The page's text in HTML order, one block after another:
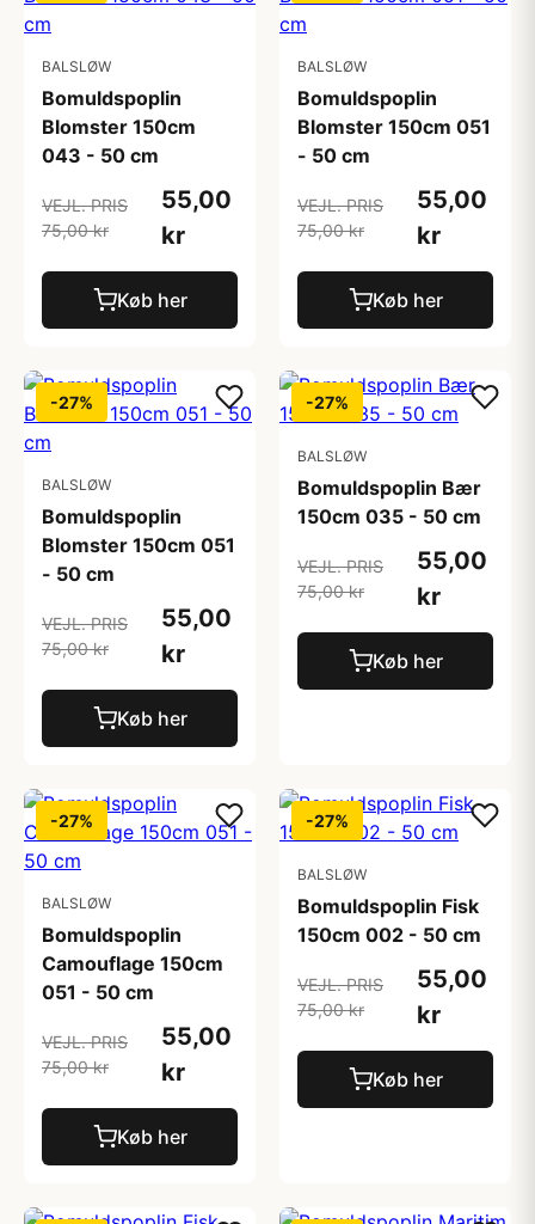
BALSLØW
Bomuldspoplin
Blomster 150cm
043 - 50 cm
VEJL. PRIS
75,00 kr
55,00
kr
Køb her
BALSLØW
Bomuldspoplin
Blomster 150cm 051
- 50 cm
VEJL. PRIS
75,00 kr
55,00
kr
Køb her
-27%
BALSLØW
Bomuldspoplin
Blomster 150cm 051
- 50 cm
VEJL. PRIS
75,00 kr
55,00
kr
Køb her
-27%
BALSLØW
Bomuldspoplin Bær
150cm 035 - 50 cm
VEJL. PRIS
75,00 kr
55,00
kr
Køb her
-27%
BALSLØW
Bomuldspoplin
Camouflage 150cm
051 - 50 cm
VEJL. PRIS
75,00 kr
55,00
kr
Køb her
-27%
BALSLØW
Bomuldspoplin Fisk
150cm 002 - 50 cm
VEJL. PRIS
75,00 kr
55,00
kr
Køb her